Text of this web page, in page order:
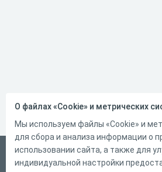
Русский
О файлах «Cookie» и метрических
Мы используем файлы «Cookie» и
для сбора и анализа информации о
использовании сайта, а также для
индивидуальной настройки